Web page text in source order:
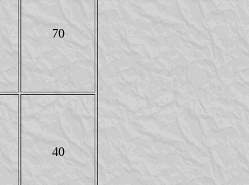
70
40